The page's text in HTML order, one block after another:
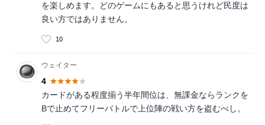
を楽しめます。どのゲームにもあると思うけれど民度は
良い方ではありません。
10
ウェイター
4
カードがある程度揃う半年間位は、無課金ならランクを
Bで止めてフリーバトルで上位陣の戦い方を盗むべし。